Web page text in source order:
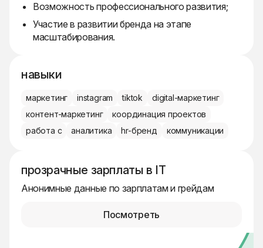
Возможность профессионального развития;
Участие в развитии бренда на этапе
масштабирования.
навыки
маркетинг instagram tiktok
digital-маркетинг
контент-маркетинг
координация проектов
работа с
аналитика hr-бренд коммуникации
прозрачные зарплаты в IT
Анонимные данные по зарплатам и грейдам
Посмотреть